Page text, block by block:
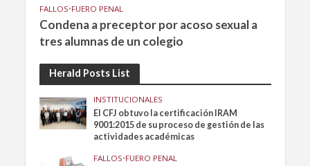
FALLOS•FUERO PENAL
Condena a preceptor por acoso sexual a
tres alumnas de un colegio
Herald Posts List
INSTITUCIONALES
El CFJ obtuvo la certificación IRAM
9001:2015 de su proceso de gestión de las
actividades académicas
FALLOS•FUERO PENAL